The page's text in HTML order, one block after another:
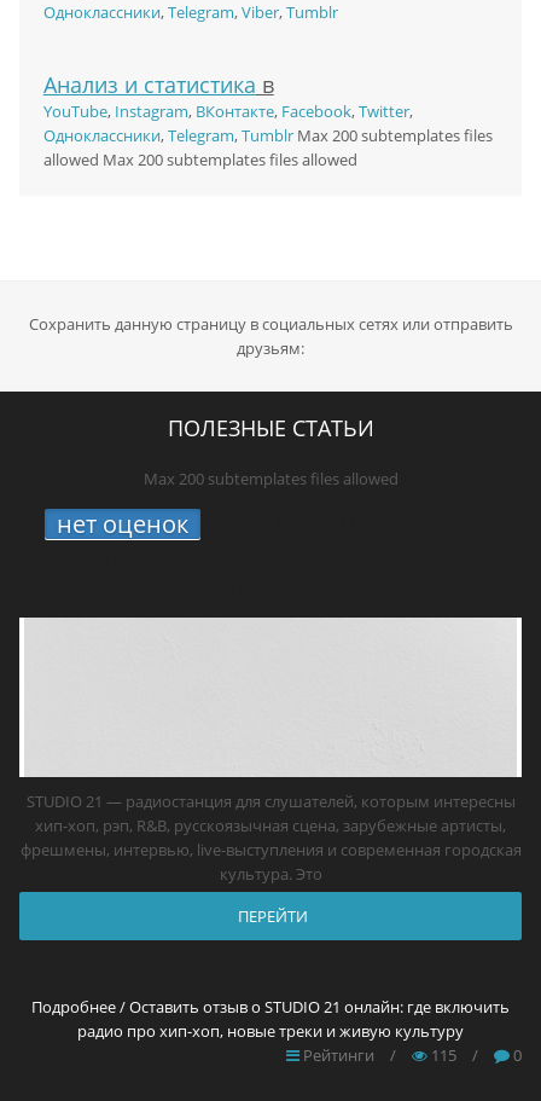
Одноклассники,Telegram,Viber,Tumblr
Анализ и статистика в
YouTube, Instagram, ВКонтакте, Facebook,Twitter,
Одноклассники,Telegram,TumblrMax 200 subtemplates files
allowed Max 200 subtemplates files allowed
Сохранить данную страницу в социальных сетях или отправить
друзьям:
ПОЛЕЗНЫЕ СТАТЬИ
Max 200 subtemplates files allowed
нет оценок
STUDIO 21 — радиостанция для слушателей, которым интересны
хип-хоп, рэп, R&B, русскоязычная сцена, зарубежные артисты,
фрешмены, интервью, live-выступления и современная городская
культура. Это
ПЕРЕЙТИ
Подробнее / Оставить отзыв о STUDIO 21 онлайн: где включить
радио про хип-хоп, новые треки и живую культуру
Рейтинги
/ 115 / 0